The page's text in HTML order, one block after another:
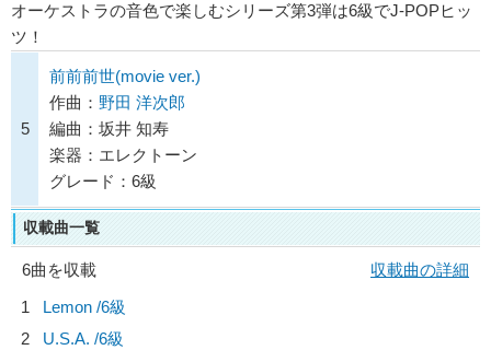
オーケストラの音色で楽しむシリーズ第3弾は6級でJ-POPヒッ
ツ！
5
前前前世(movie ver.)
作曲： 野田 洋次郎
編曲：坂井 知寿
楽器：エレクトーン
グレード：6級
収載曲一覧
6曲を収載
収載曲の詳細
1
Lemon /6級
2
U.S.A. /6級